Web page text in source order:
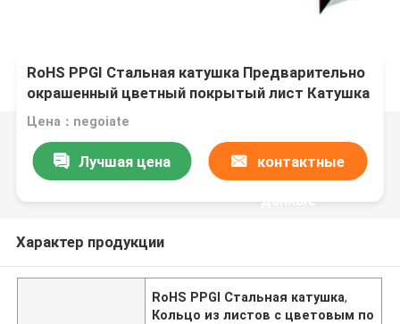
RoHS PPGI Стальная катушка Предварительно
окрашенный цветный покрытый лист Катушка
ширина 3000 мм
Цена：negoiate
Лучшая цена контактные
данные
Характер продукции
RoHS PPGI Стальная катушка,
Кольцо из листов с цветовым по